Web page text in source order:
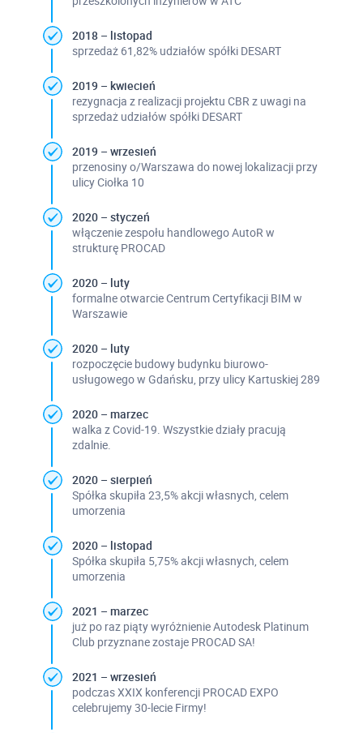
2018 – listopad
sprzedaż 61,82% udziałów spółki DESART
2019 – kwiecień
rezygnacja z realizacji projektu CBR z uwagi na
sprzedaż udziałów spółki DESART
2019 – wrzesień
przenosiny o/Warszawa do nowej lokalizacji przy
ulicy Ciołka 10
2020 – styczeń
włączenie zespołu handlowego AutoR w
strukturę PROCAD
2020 – luty
formalne otwarcie Centrum Certyfikacji BIM w
Warszawie
2020 – luty
rozpoczęcie budowy budynku biurowo-
usługowego w Gdańsku, przy ulicy Kartuskiej 289
2020 – marzec
walka z Covid-19. Wszystkie działy pracują
zdalnie.
2020 – sierpień
Spółka skupiła 23,5% akcji własnych, celem
umorzenia
2020 – listopad
Spółka skupiła 5,75% akcji własnych, celem
umorzenia
2021 – marzec
już po raz piąty wyróżnienie Autodesk Platinum
Club przyznane zostaje PROCAD SA!
2021 – wrzesień
podczas XXIX konferencji PROCAD EXPO
celebrujemy 30-lecie Firmy!